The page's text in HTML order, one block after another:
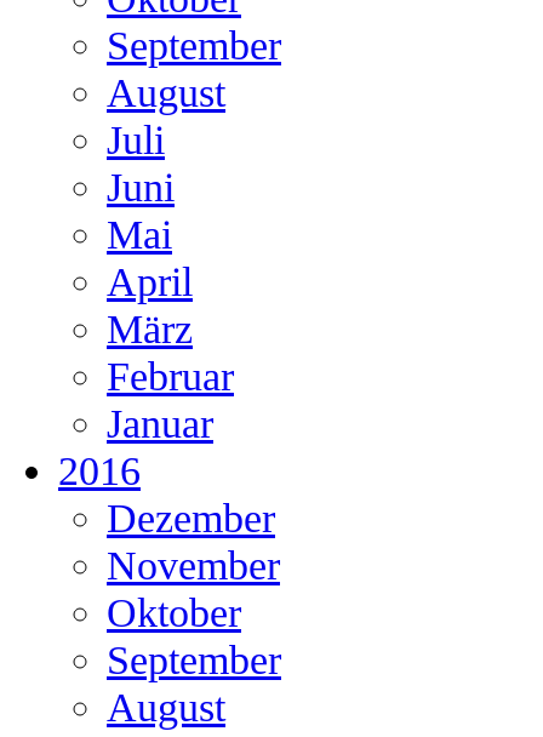
September
August
Juli
Juni
Mai
April
März
Februar
Januar
2016
Dezember
November
Oktober
September
August